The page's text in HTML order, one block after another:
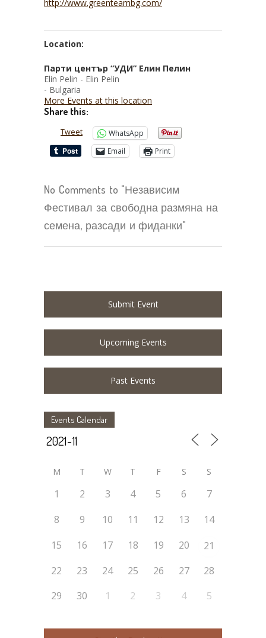
http://www.greenteambg.com/
Location:
Парти център “УДИ” Елин Пелин
Elin Pelin - Elin Pelin
- Bulgaria
More Events at this location
Share this:
Tweet
WhatsApp
Email
Print
No Comments to "Независим
Фестивал за свободна размяна на
семена, разсади и фиданки"
Submit Event
Upcoming Events
Past Events
Events Calendar
M T W T F S S
1 2 3 4 5 6
7
8
9 10 11 12 13
14
15
16 17 18 19 20
21
22
23 24 25 26 27
28
29
30 1 2 3 4 5